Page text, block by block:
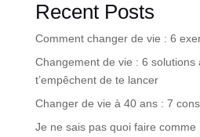
Recent Posts
Comment changer de vie : 6
Changement de vie : 6 solutions
t’empêchent de te lancer
Changer de vie à 40 ans : 7
Je ne sais pas quoi faire comme